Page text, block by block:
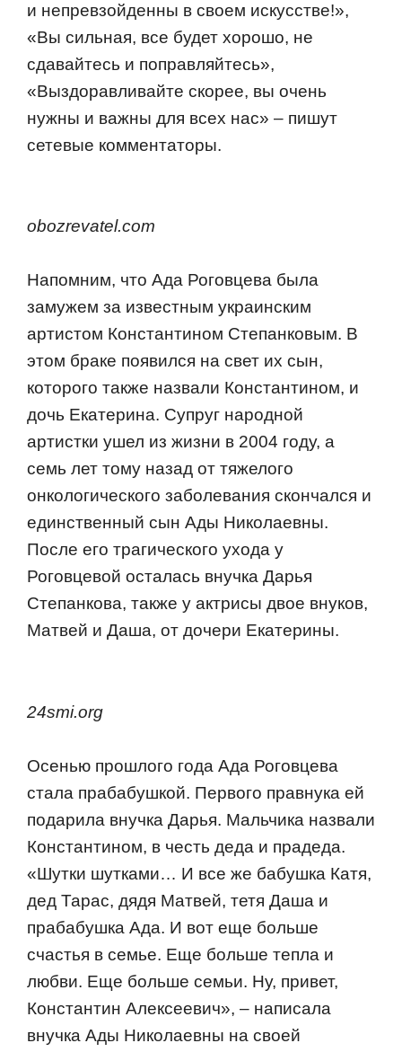
и непревзойденны в своем искусстве!»,
«Вы сильная, все будет хорошо, не
сдавайтесь и поправляйтесь»,
«Выздоравливайте скорее, вы очень
нужны и важны для всех нас» – пишут
сетевые комментаторы.
obozrevatel.com
Напомним, что Ада Роговцева была
замужем за известным украинским
артистом Константином Степанковым. В
этом браке появился на свет их сын,
которого также назвали Константином, и
дочь Екатерина. Супруг народной
артистки ушел из жизни в 2004 году, а
семь лет тому назад от тяжелого
онкологического заболевания скончался и
единственный сын Ады Николаевны.
После его трагического ухода у
Роговцевой осталась внучка Дарья
Степанкова, также у актрисы двое внуков,
Матвей и Даша, от дочери Екатерины.
24smi.org
Осенью прошлого года Ада Роговцева
стала прабабушкой. Первого правнука ей
подарила внучка Дарья. Мальчика назвали
Константином, в честь деда и прадеда.
«Шутки шутками… И все же бабушка Катя,
дед Тарас, дядя Матвей, тетя Даша и
прабабушка Ада. И вот еще больше
счастья в семье. Еще больше тепла и
любви. Еще больше семьи. Ну, привет,
Константин Алексеевич», – написала
внучка Ады Николаевны на своей